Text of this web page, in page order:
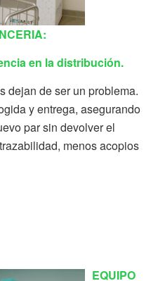
en la distribución.
dejan de ser un problema.
y entrega, asegurando
par sin devolver el
menos acopios
EQUIPO